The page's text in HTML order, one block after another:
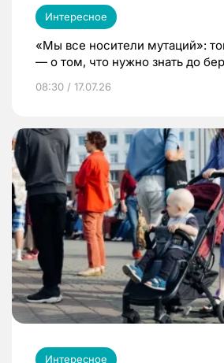
Интересное
«Мы все носители мутаций»:
— о том, что нужно знать до
08:30 / 17.07.26
Интересное